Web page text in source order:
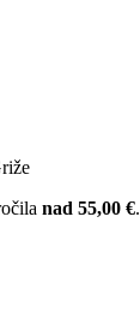
nad 55,00 €.